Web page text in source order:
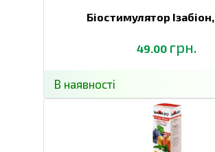
Біостимулятор Ізабіон,
49.00 грн.
В наявності